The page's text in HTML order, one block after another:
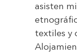
asisten
textiles y